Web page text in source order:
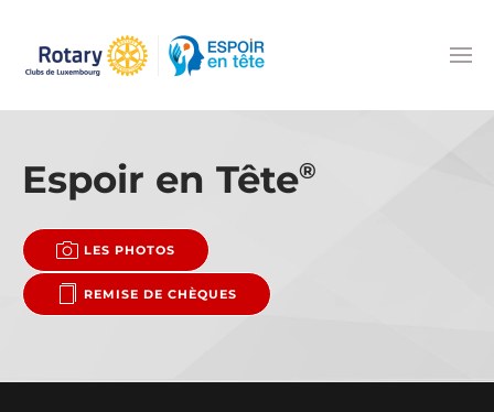
Accéder au contenu principal
Espoir en Tête®
LES PHOTOS
REMISE DE CHÈQUES